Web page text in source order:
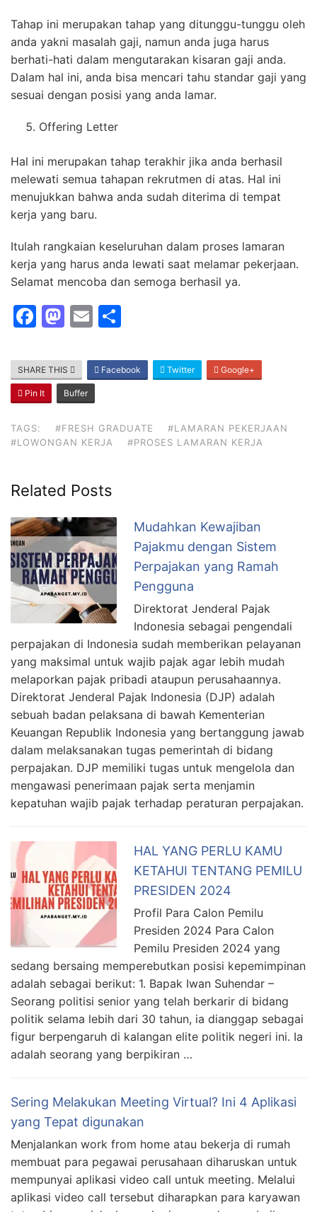
Tahap ini merupakan tahap yang ditunggu-tunggu oleh
anda yakni masalah gaji, namun anda juga harus
berhati-hati dalam mengutarakan kisaran gaji anda.
Dalam hal ini, anda bisa mencari tahu standar gaji yang
sesuai dengan posisi yang anda lamar.
Offering Letter
Hal ini merupakan tahap terakhir jika anda berhasil
melewati semua tahapan rekrutmen di atas. Hal ini
menujukkan bahwa anda sudah diterima di tempat
kerja yang baru.
Itulah rangkaian keseluruhan dalam proses lamaran
kerja yang harus anda lewati saat melamar pekerjaan.
Selamat mencoba dan semoga berhasil ya.
F
c
e
b
o
o
M
st
o
d
o
n
E
ai
l
ar
e
SHARE THIS Facebook Twitter Google+
Pin It Buffer
TAGS: #FRESH GRADUATE
#LAMARAN PEKERJAAN
#LOWONGAN KERJA
#PROSES LAMARAN KERJA
Related Posts
Mudahkan Kewajiban
Pajakmu dengan Sistem
Perpajakan yang Ramah
Pengguna
Direktorat Jenderal Pajak
Indonesia sebagai pengendali
perpajakan di Indonesia sudah memberikan pelayanan
yang maksimal untuk wajib pajak agar lebih mudah
melaporkan pajak pribadi ataupun perusahaannya.
Direktorat Jenderal Pajak Indonesia (DJP) adalah
sebuah badan pelaksana di bawah Kementerian
Keuangan Republik Indonesia yang bertanggung jawab
dalam melaksanakan tugas pemerintah di bidang
perpajakan. DJP memiliki tugas untuk mengelola dan
mengawasi penerimaan pajak serta menjamin
kepatuhan wajib pajak terhadap peraturan perpajakan.
HAL YANG PERLU KAMU
KETAHUI TENTANG PEMILU
PRESIDEN 2024
Profil Para Calon Pemilu
Presiden 2024 Para Calon
Pemilu Presiden 2024 yang
sedang bersaing memperebutkan posisi kepemimpinan
adalah sebagai berikut: 1. Bapak Iwan Suhendar –
Seorang politisi senior yang telah berkarir di bidang
politik selama lebih dari 30 tahun, ia dianggap sebagai
figur berpengaruh di kalangan elite politik negeri ini. Ia
adalah seorang yang berpikiran …
Sering Melakukan Meeting Virtual? Ini 4 Aplikasi
yang Tepat digunakan
Menjalankan work from home atau bekerja di rumah
membuat para pegawai perusahaan diharuskan untuk
mempunyai aplikasi video call untuk meeting. Melalui
aplikasi video call tersebut diharapkan para karyawan